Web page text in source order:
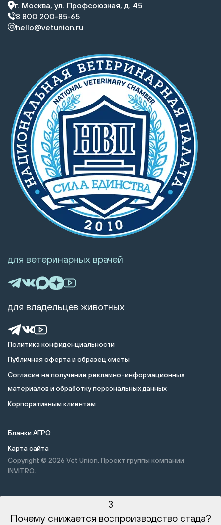
г. Москва, ул. Профсоюзная, д. 45
8 800 200-85-65
hello@vetunion.ru
Политика конфиденциальности
Публичная оферта и образец сметы
Cогласие на получение рекламно-информационных
материалов и обработку персональных данных
Корпоративным клиентам
Бланки АГРО
Карта сайта
Copyright © 2026 Vet Union. Проект группы компании
INVITRO.
для ветеринарных врачей
для владельцев животных
3
Почему снижается воспроизводство стада?